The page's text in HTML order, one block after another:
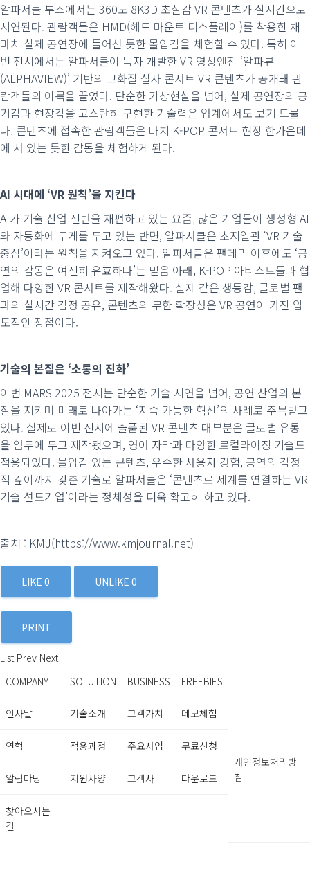
알파서클 부스에서는 360도 8K3D 초실감 VR 콘텐츠가 실시간으로
시연된다. 관람객들은 HMD(헤드 마운트 디스플레이)를 착용한 채
마치 실제 공연장에 들어선 듯한 몰입감을 체험할 수 있다. 특히 이
번 전시에서는 알파서클이 독자 개발한 VR 영상엔진 ‘알파뷰
(ALPHAVIEW)’ 기반의 고화질 실사 콘서트 VR 콘텐츠가 공개돼 관
람객들의 이목을 끌었다. 단순한 가상현실을 넘어, 실제 공연장의 공
기감과 현장감을 고스란히 구현한 기술력은 업계에서도 보기 드물
다. 콘텐츠에 접속한 관람객들은 마치 K-POP 콘서트 현장 한가운데
에 서 있는 듯한 감동을 체험하게 된다.
AI 시대에 ‘VR 원칙’을 지킨다
AI가 기술 산업 전반을 재편하고 있는 요즘, 많은 기업들이 생성형 AI
와 자동화에 무게를 두고 있는 반면, 알파서클은 초지일관 ‘VR 기술
중심’이라는 원칙을 지켜오고 있다. 알파서클은 팬데믹 이후에도 ‘공
연의 감동은 여전히 유효하다’는 믿음 아래, K-POP 아티스트들과 협
업해 다양한 VR 콘서트를 제작해왔다. 실제 같은 생동감, 글로벌 팬
과의 실시간 감정 공유, 콘텐츠의 무한 확장성은 VR 공연이 가진 압
도적인 장점이다.
기술의 본질은 ‘소통의 진화’
이번 MARS 2025 전시는 단순한 기술 시연을 넘어, 공연 산업의 본
질을 지키며 미래로 나아가는 ‘지속 가능한 혁신’의 사례로 주목받고
있다. 실제로 이번 전시에 출품된 VR 콘텐츠 대부분은 글로벌 유통
을 염두에 두고 제작됐으며, 영어 자막과 다양한 로컬라이징 기술도
적용되었다. 몰입감 있는 콘텐츠, 우수한 사용자 경험, 공연의 감정
적 깊이까지 갖춘 기술로 알파서클은 ‘콘텐츠로 세계를 연결하는 VR
기술 선도기업’이라는 정체성을 더욱 확고히 하고 있다.
출처 : KMJ(https://www.kmjournal.net)
LIKE 0 UNLIKE 0
PRINT
List Prev Next
COMPANY
SOLUTION BUSINESS FREEBIES
인사말 기술소개 고객가치 데모체험
개인정보처리방
침
연혁 적용과정 주요사업 무료신청
알림마당 지원사양 고객사 다운로드
찾아오시는
길